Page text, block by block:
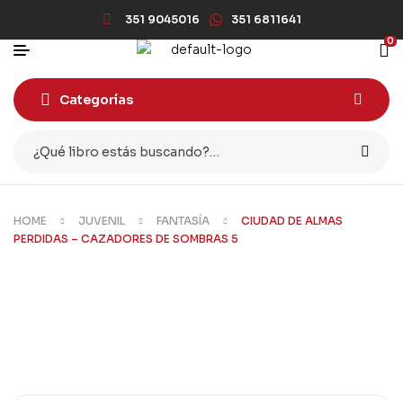
351 9045016 351 6811641
0
Categorías
HOME JUVENIL FANTASÍA
CIUDAD DE ALMAS
PERDIDAS – CAZADORES DE SOMBRAS 5